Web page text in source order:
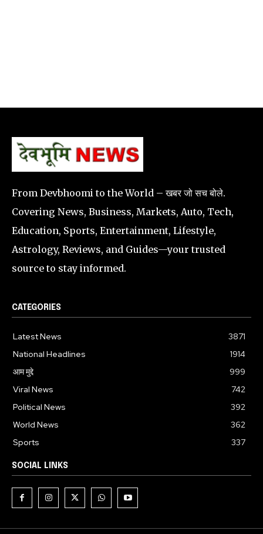
From Devbhoomi to the World – खबर जो सच बोले.
Covering News, Business, Markets, Auto, Tech,
Education, Sports, Entertainment, Lifestyle,
Astrology, Reviews, and Guides—your trusted
source to stay informed.
CATEGORIES
Latest News
3871
National Headlines
1914
आम मुद्दे
999
Viral News
742
Political News
392
World News
362
Sports
337
SOCIAL LINKS